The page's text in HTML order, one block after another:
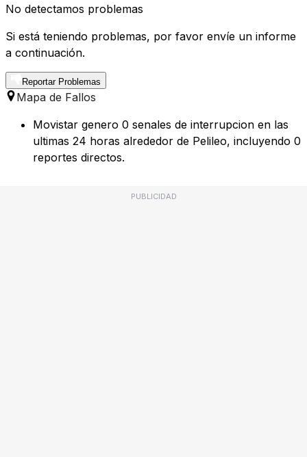
No detectamos problemas
Si está teniendo problemas, por favor envíe un informe
a continuación.
Reportar Problemas
Mapa de Fallos
Movistar genero 0 senales de interrupcion en las
ultimas 24 horas alrededor de Pelileo, incluyendo 0
reportes directos.
PUBLICIDAD